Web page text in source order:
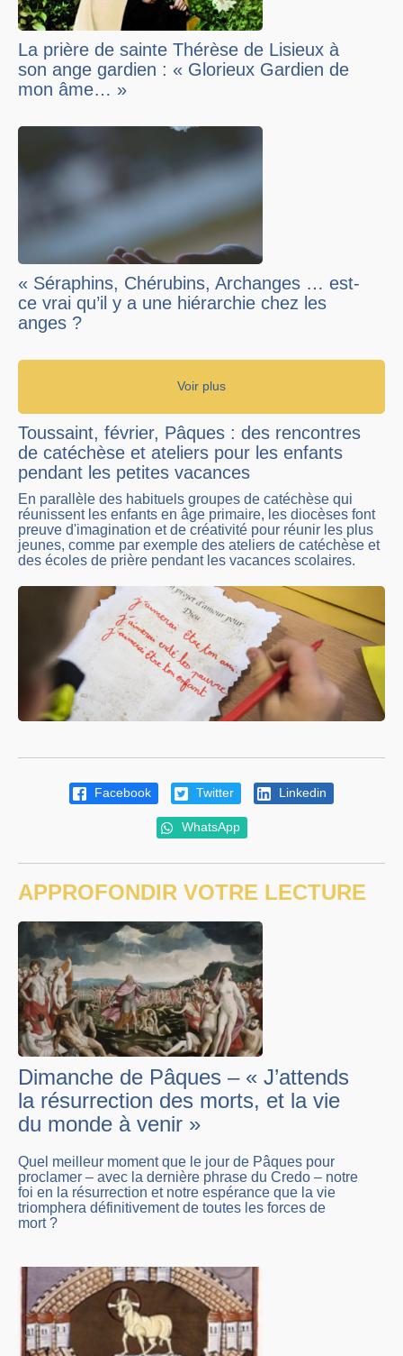
La prière de sainte Thérèse de Lisieux à
son ange gardien : « Glorieux Gardien de
mon âme… »
« Séraphins, Chérubins, Archanges … est-
ce vrai qu’il y a une hiérarchie chez les
anges ?
Voir plus
Toussaint, février, Pâques : des rencontres
de catéchèse et ateliers pour les enfants
pendant les petites vacances
En parallèle des habituels groupes de catéchèse qui
réunissent les enfants en âge primaire, les diocèses font
preuve d'imagination et de créativité pour réunir les plus
jeunes, comme par exemple des ateliers de catéchèse et
des écoles de prière pendant les vacances scolaires.
Facebook Twitter Linkedin
WhatsApp
APPROFONDIR VOTRE LECTURE
Dimanche de Pâques – « J’attends
la résurrection des morts, et la vie
du monde à venir »
Quel meilleur moment que le jour de Pâques pour
proclamer – avec la dernière phrase du Credo – notre
foi en la résurrection et notre espérance que la vie
triomphera définitivement de toutes les forces de
mort ?